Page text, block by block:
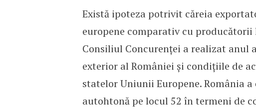
Sunt exportatorii români
Există ipoteza potrivit căreia
europene comparativ cu producătorii
Consiliul Concurenței a realizat anul
exterior al României și condițiile de
statelor Uniunii Europene. România
autohtonă pe locul 52 în termeni de